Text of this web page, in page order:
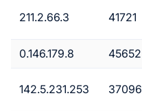
211.2.66.3 41721
0.146.179.8 45652
142.5.231.253 37096